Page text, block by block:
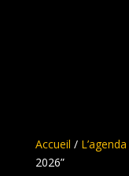
Accueil / L’agenda
2026”